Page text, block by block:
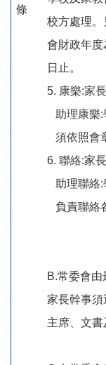
條
校方處理
會財政年
日止。
5. 康樂:家
助理康樂:
須依照會
6. 聯絡:家
助理聯絡:
負責聯絡
B.常委會
家長幹事
主席、文書